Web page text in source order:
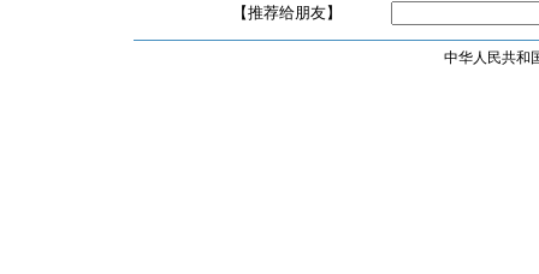
【推荐给朋友】
中华人民共和